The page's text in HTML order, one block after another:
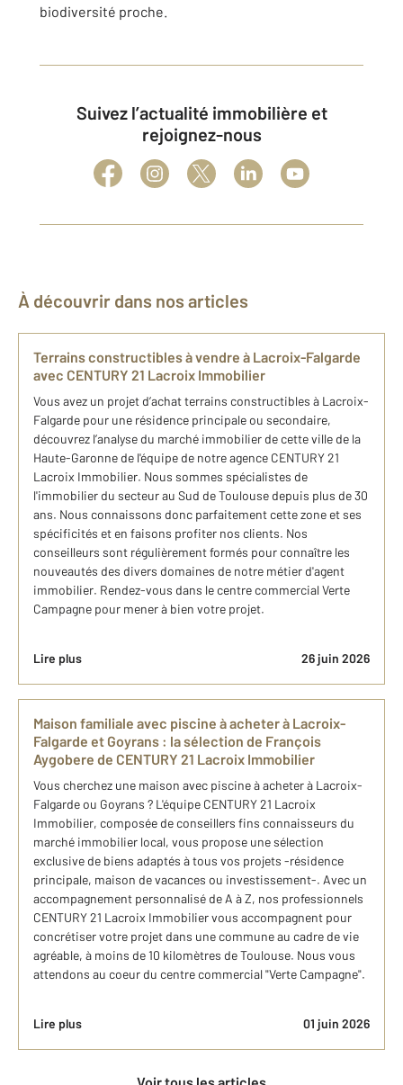
biodiversité proche.
Suivez l’actualité immobilière et
rejoignez-nous
À découvrir dans nos articles
Terrains constructibles à vendre à Lacroix-Falgarde
avec CENTURY 21 Lacroix Immobilier
Vous avez un projet d’achat terrains constructibles à Lacroix-
Falgarde pour une résidence principale ou secondaire,
découvrez l’analyse du marché immobilier de cette ville de la
Haute-Garonne de l'équipe de notre agence CENTURY 21
Lacroix Immobilier. Nous sommes spécialistes de
l'immobilier du secteur au Sud de Toulouse depuis plus de 30
ans. Nous connaissons donc parfaitement cette zone et ses
spécificités et en faisons profiter nos clients. Nos
conseilleurs sont régulièrement formés pour connaître les
nouveautés des divers domaines de notre métier d'agent
immobilier. Rendez-vous dans le centre commercial Verte
Campagne pour mener à bien votre projet.
Lire plus 26 juin 2026
Maison familiale avec piscine à acheter à Lacroix-
Falgarde et Goyrans : ​la sélection de François
Aygobere de CENTURY 21 Lacroix Immobilier
Vous cherchez une maison avec piscine à acheter à Lacroix-
Falgarde ou Goyrans ? L'équipe CENTURY 21 Lacroix
Immobilier, composée de conseillers fins connaisseurs du
marché immobilier local, vous propose une sélection
exclusive de biens adaptés à tous vos projets -résidence
principale, maison de vacances ou investissement-. Avec un
accompagnement personnalisé de A à Z, nos professionnels
CENTURY 21 Lacroix Immobilier vous accompagnent pour
concrétiser votre projet dans une commune au cadre de vie
agréable, à moins de 10 kilomètres de Toulouse. Nous vous
attendons au coeur du centre commercial "Verte Campagne".
Lire plus 01 juin 2026
Voir tous les articles